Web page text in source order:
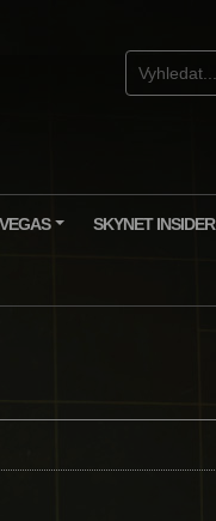
SKYNET INSIDER